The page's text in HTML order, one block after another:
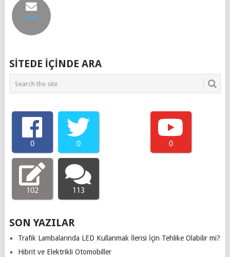
Mail
SITEDE IÇINDE ARA
0 0 0
102 113
SON YAZILAR
Trafik Lambalarında LED Kullanmak İlerisi İçin Tehlike Olabilir mi?
Hibrit ve Elektrikli Otomobiller